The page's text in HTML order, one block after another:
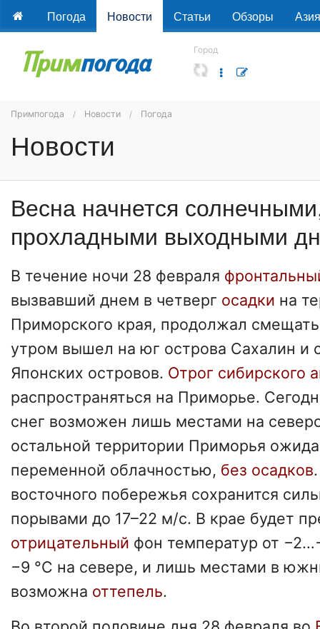
Погода Новости Статьи Обзоры Азия
Город
Примпогода Новости Погода
Новости
Весна начнется
прохладными выходными
В течение ночи 28 февраля
вызвавший днем в четверг осадки на
Приморского края, продолжал
утром вышел на юг острова Сахалин и
Японских островов. Отрог сибирского
распространяться на Приморье.
снег возможен лишь местами на
остальной территории Приморья
переменной облачностью, без осадков
восточного побережья сохранится
порывами до 17–22 м/с. В крае будет
отрицательный фон температур от
−9 °C на севере, и лишь местами в
возможна оттепель.